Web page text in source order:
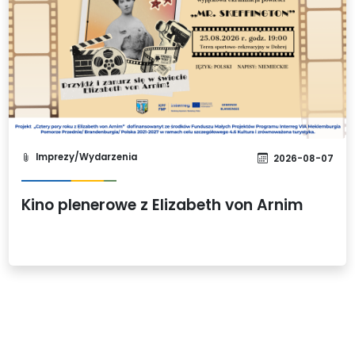
Imprezy/Wydarzenia 2026-08-07
Kino plenerowe z Elizabeth von Arnim